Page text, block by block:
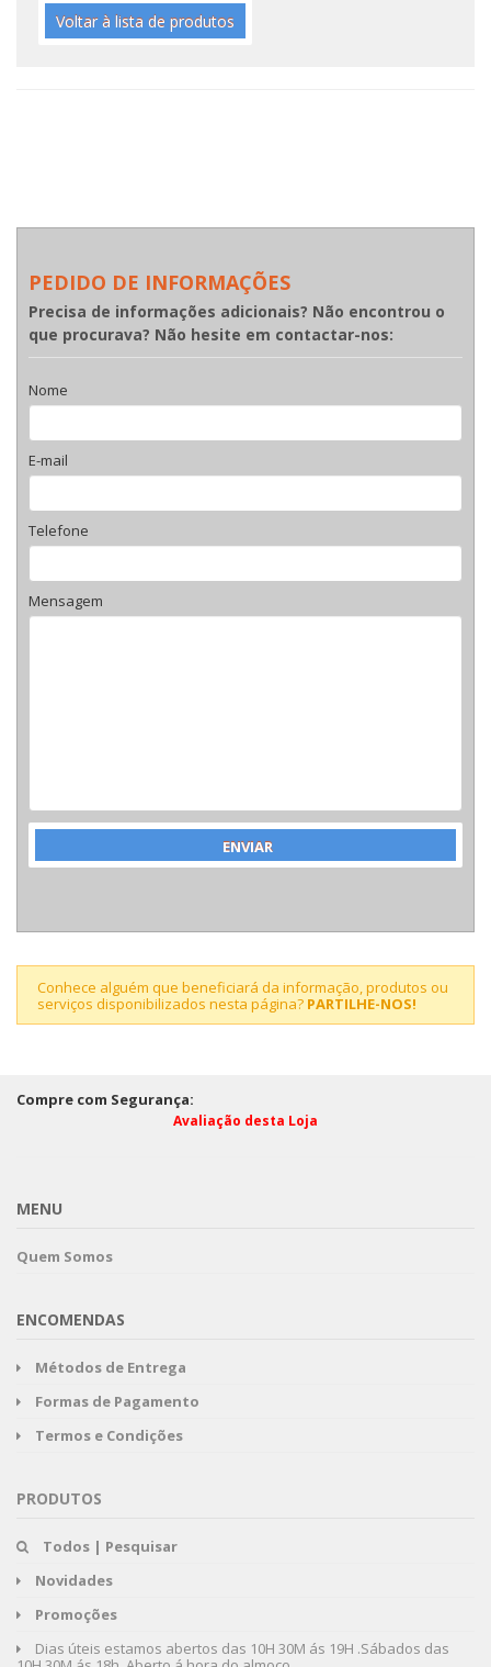
Voltar à lista de produtos
PEDIDO DE INFORMAÇÕES
Precisa de informações adicionais? Não encontrou o
que procurava? Não hesite em contactar-nos:
Nome
E-mail
Telefone
Mensagem
Conhece alguém que beneficiará da informação, produtos ou
serviços disponibilizados nesta página? PARTILHE-NOS!
Compre com Segurança:
Avaliação desta Loja
MENU
Quem Somos
ENCOMENDAS
Métodos de Entrega
Formas de Pagamento
Termos e Condições
PRODUTOS
Todos | Pesquisar
Novidades
Promoções
Dias úteis estamos abertos das 10H 30M ás 19H .Sábados das